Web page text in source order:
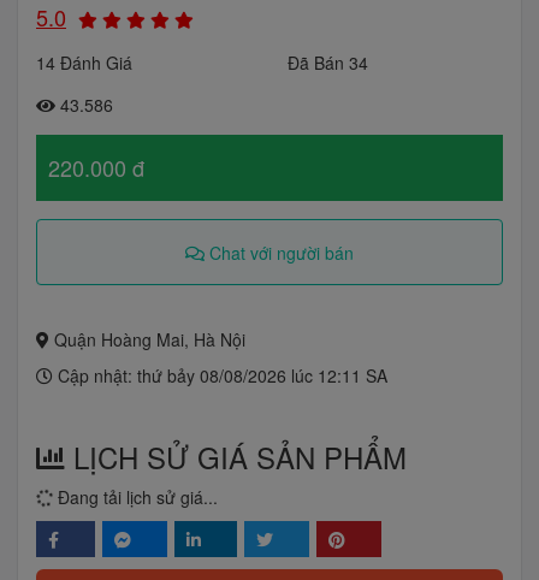
5.0
14 Đánh Giá
Đã Bán 34
43.586
220.000 đ
Chat với người bán
Quận Hoàng Mai, Hà Nội
Cập nhật: thứ bảy 08/08/2026 lúc 12:11 SA
LỊCH SỬ GIÁ SẢN PHẨM
Đang tải lịch sử giá...